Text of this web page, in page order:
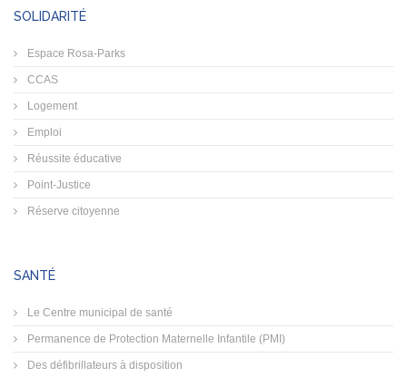
SOLIDARITÉ
Espace Rosa-Parks
CCAS
Logement
Emploi
Réussite éducative
Point-Justice
Réserve citoyenne
SANTÉ
Le Centre municipal de santé
Permanence de Protection Maternelle Infantile (PMI)
Des défibrillateurs à disposition